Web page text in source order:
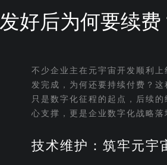
好后为何要续
不少企业主在元宇宙开发顺利
发完成，为何还要持续付费？
只是数字化征程的起点，后续
心支撑，更是企业数字化战略落
技术维护：筑牢元宇